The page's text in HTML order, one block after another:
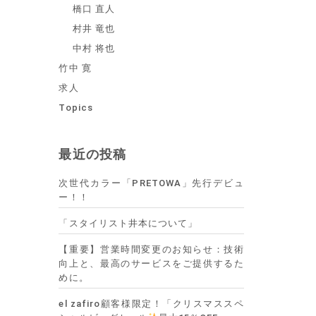
橋口 直人
村井 竜也
中村 将也
竹中 寛
求人
Topics
最近の投稿
次世代カラー「PRETOWA」先行デビュ
ー！！
「スタイリスト井本について」
【重要】営業時間変更のお知らせ：技術
向上と、最高のサービスをご提供するた
めに。
el zafiro顧客様限定！「クリスマススペ